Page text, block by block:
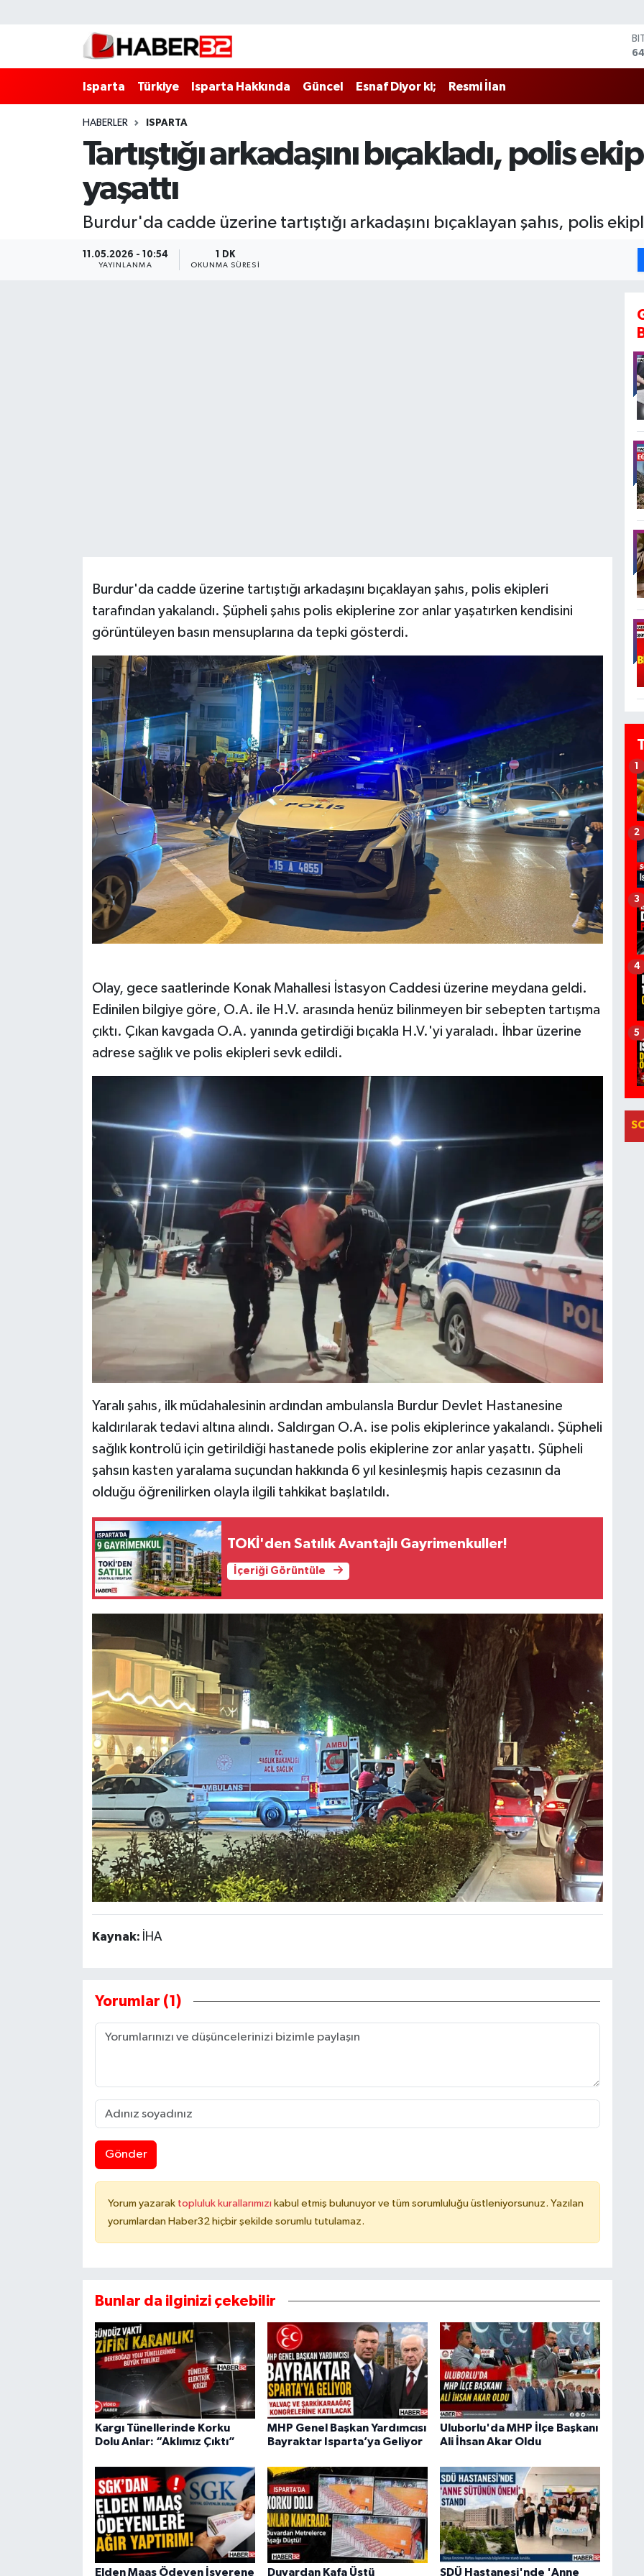
Isparta Türkiye Isparta Hakkında Güncel Esnaf Diyor ki; Resmi İlan
HABERLER ISPARTA
Tartıştığı arkadaşını bıçakladı, polis
yaşattı
Burdur'da cadde üzerine tartıştığı arkadaşını bıçaklayan şahıs, polis
11.05.2026 - 10:54
YAYINLANMA
1 DK
OKUNMA SÜRESI
Burdur'da cadde üzerine tartıştığı arkadaşını bıçaklayan şahıs, polis ekipleri
tarafından yakalandı. Şüpheli şahıs polis ekiplerine zor anlar yaşatırken kendisini
görüntüleyen basın mensuplarına da tepki gösterdi.
Olay, gece saatlerinde Konak Mahallesi İstasyon Caddesi üzerine meydana geldi.
Edinilen bilgiye göre, O.A. ile H.V. arasında henüz bilinmeyen bir sebepten tartışma
çıktı. Çıkan kavgada O.A. yanında getirdiği bıçakla H.V.'yi yaraladı. İhbar üzerine
adrese sağlık ve polis ekipleri sevk edildi.
Yaralı şahıs, ilk müdahalesinin ardından ambulansla Burdur Devlet Hastanesine
kaldırılarak tedavi altına alındı. Saldırgan O.A. ise polis ekiplerince yakalandı. Şüpheli
sağlık kontrolü için getirildiği hastanede polis ekiplerine zor anlar yaşattı. Şüpheli
şahsın kasten yaralama suçundan hakkında 6 yıl kesinleşmiş hapis cezasının da
olduğu öğrenilirken olayla ilgili tahkikat başlatıldı.
TOKİ'den Satılık Avantajlı Gayrimenkuller!
İçeriği Görüntüle
Kaynak: İHA
Yorumlar (1)
Gönder
Yorum yazarak topluluk kurallarımızı kabul etmiş bulunuyor ve tüm sorumluluğu üstleniyorsunuz. Yazılan
yorumlardan Haber32 hiçbir şekilde sorumlu tutulamaz.
Bunlar da ilginizi çekebilir
Kargı Tünellerinde Korku
Dolu Anlar: “Aklımız Çıktı”
MHP Genel Başkan Yardımcısı
Bayraktar Isparta’ya Geliyor
Uluborlu'da MHP İlçe Başkanı
Ali İhsan Akar Oldu
Elden Maaş Ödeyen İşverene Duvardan Kafa Üstü SDÜ Hastanesi'nde 'Anne
1
2
3
4
5
Isparta Hakkında
Esnaf Diyor ki;
BİLİM VE TEKNOLOJİ
Tarihi Yapılarımız
Teknoloji
Isparta Nöbetçi Eczaneler
Isparta Hava Durumu
Isparta Trafik Yoğunluk Haritası
Süper Lig Puan Durumu ve Fikstür
Tüm Manşetler